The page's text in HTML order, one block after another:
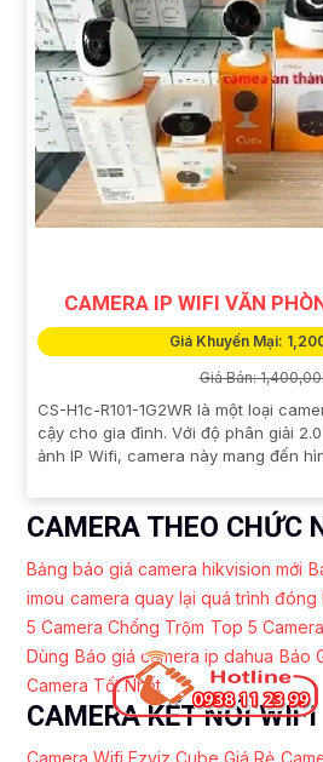
CAMERA IP WIFI VĂN
Giá Khuyến Mại:
Giá Bán:
CS-H1c-R101-1G2WR là một loại
cậy cho gia đình. Với độ phân giải
ảnh IP Wifi, camera này mang đến
CAMERA THEO CHỨC
Bảng báo giá camera hikvision mới
imou camera quay lại quá trình
5 Camera Chống Trộm Top 5
Dùng Báo giá camera ip dahua Báo
Camera Tốt Nhất
CAMERA KẾT NỐI WIFI
Camera Wifi Ezviz Cube Giá Rẻ